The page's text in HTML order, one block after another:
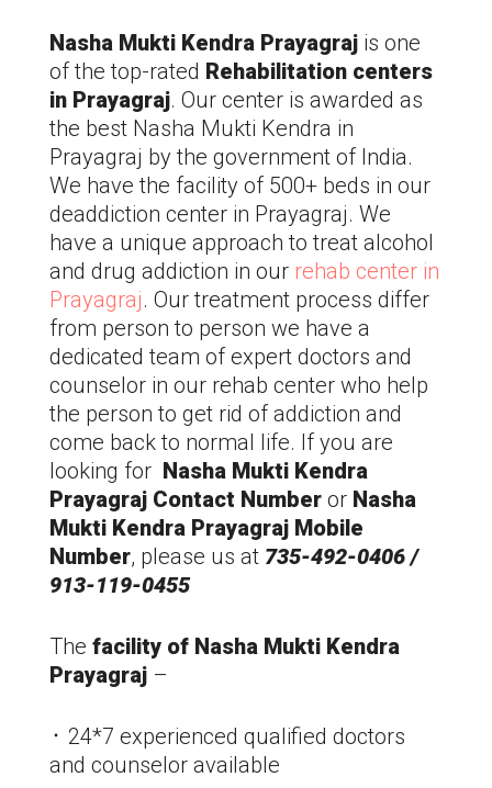
Nasha Mukti Kendra Prayagraj is one
of the top-rated Rehabilitation centers
in Prayagraj. Our center is awarded as
the best Nasha Mukti Kendra in
Prayagraj by the government of India.
We have the facility of 500+ beds in our
deaddiction center in Prayagraj. We
have a unique approach to treat alcohol
and drug addiction in our rehab center in
Prayagraj. Our treatment process differ
from person to person we have a
dedicated team of expert doctors and
counselor in our rehab center who help
the person to get rid of addiction and
come back to normal life. If you are
looking for Nasha Mukti Kendra
Prayagraj Contact Number or Nasha
Mukti Kendra Prayagraj Mobile
Number, please us at 735-492-0406 /
913-119-0455
The facility of Nasha Mukti Kendra
Prayagraj –
᛫ 24*7 experienced qualified doctors
and counselor available